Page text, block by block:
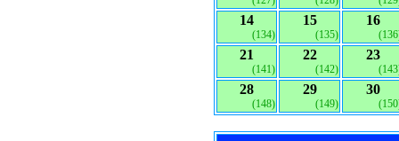
14
(134)
15
(135)
16
21
(141)
22
(142)
23
28
(148)
29
(149)
30